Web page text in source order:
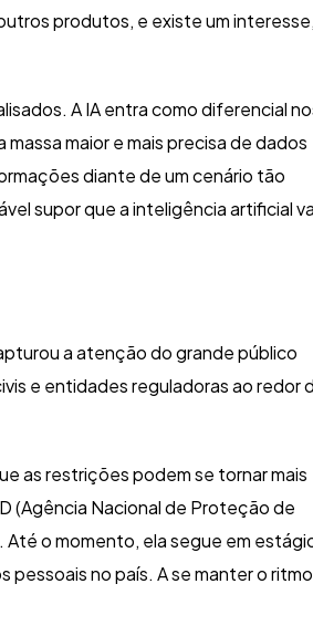
produtos, e existe um
A IA entra como diferencial
maior e mais precisa de dados
diante de um cenário tão
supor que a inteligência artificial
a atenção do grande público
e entidades reguladoras ao redor
as restrições podem se tornar mais
(Agência Nacional de Proteção de
o momento, ela segue em
no país. A se manter o ritmo